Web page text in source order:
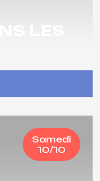
Samedi
10/10